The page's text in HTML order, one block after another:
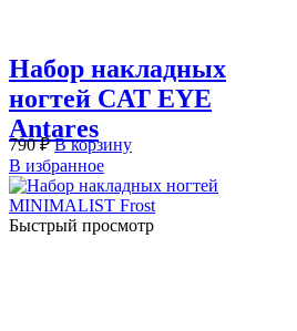
Набор накладных
ногтей CAT EYE
Antares
790₽ В корзину
В избранное
Быстрый просмотр